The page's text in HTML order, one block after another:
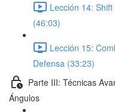
Lección 14:
(46:03)
Lección 15:
Defensa (33:23)
Parte III: Técnicas
Ángulos